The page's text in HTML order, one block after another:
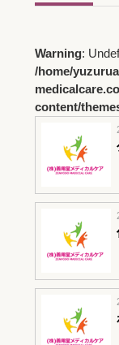
Warning:
/home/
content/